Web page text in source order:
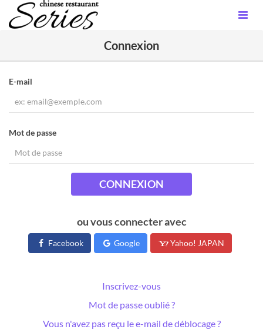
Connexion
E-mail
Mot de passe
CONNEXION
ou vous connecter avec
Facebook Google Yahoo! JAPAN
Inscrivez-vous
Mot de passe oublié ?
Vous n'avez pas reçu le e-mail de déblocage ?